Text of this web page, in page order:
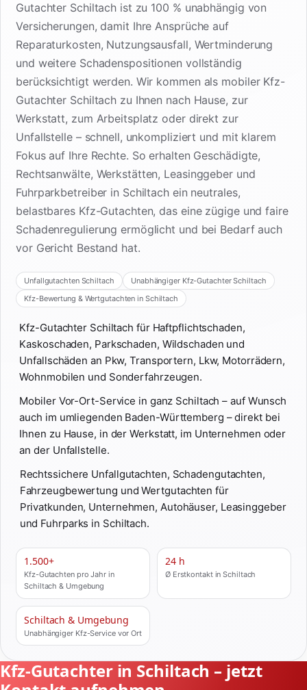
Gutachter Schiltach ist zu 100 % unabhängig von
Versicherungen, damit Ihre Ansprüche auf
Reparaturkosten, Nutzungsausfall, Wertminderung
und weitere Schadenspositionen vollständig
berücksichtigt werden. Wir kommen als mobiler Kfz-
Gutachter Schiltach zu Ihnen nach Hause, zur
Werkstatt, zum Arbeitsplatz oder direkt zur
Unfallstelle – schnell, unkompliziert und mit klarem
Fokus auf Ihre Rechte. So erhalten Geschädigte,
Rechtsanwälte, Werkstätten, Leasinggeber und
Fuhrparkbetreiber in Schiltach ein neutrales,
belastbares Kfz-Gutachten, das eine zügige und faire
Schadenregulierung ermöglicht und bei Bedarf auch
vor Gericht Bestand hat.
Unfallgutachten Schiltach
Unabhängiger Kfz-Gutachter Schiltach
Kfz-Bewertung & Wertgutachten in Schiltach
Kfz-Gutachter Schiltach für Haftpflichtschaden,
Kaskoschaden, Parkschaden, Wildschaden und
Unfallschäden an Pkw, Transportern, Lkw, Motorrädern,
Wohnmobilen und Sonderfahrzeugen.
Mobiler Vor-Ort-Service in ganz Schiltach – auf Wunsch
auch im umliegenden Baden-Württemberg – direkt bei
Ihnen zu Hause, in der Werkstatt, im Unternehmen oder
an der Unfallstelle.
Rechtssichere Unfallgutachten, Schadengutachten,
Fahrzeugbewertung und Wertgutachten für
Privatkunden, Unternehmen, Autohäuser, Leasinggeber
und Fuhrparks in Schiltach.
1.500+
Kfz-Gutachten pro Jahr in
Schiltach & Umgebung
24 h
Ø Erstkontakt in Schiltach
Schiltach & Umgebung
Unabhängiger Kfz-Service vor Ort
Kfz-Gutachter in Schiltach – jetzt